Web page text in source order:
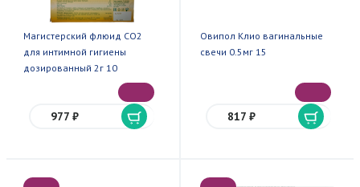
Магистерский флюид СО2
для интимной гигиены
дозированный 2г 10
977 ₽
Овипол Клио вагинальные
свечи 0.5мг 15
817 ₽